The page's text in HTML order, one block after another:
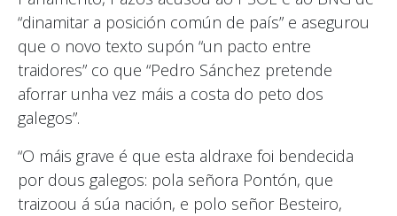
“dinamitar a posición común de país” e asegurou
que o novo texto supón “un pacto entre
traidores” co que “Pedro Sánchez pretende
aforrar unha vez máis a costa do peto dos
galegos”.
“O máis grave é que esta aldraxe foi bendecida
por dous galegos: pola señora Pontón, que
traizoou á súa nación, e polo señor Besteiro,